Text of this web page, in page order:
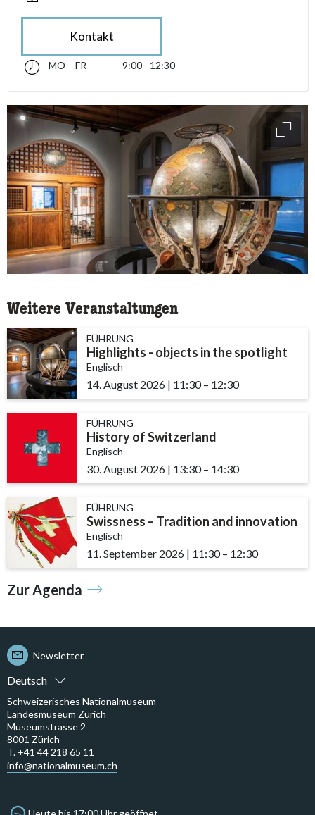
Kontakt
accessibility.sr-only.opening_hours
Montag bis Freitag 09:00 - 12:30
MO – FR 9:00 - 12:30
Weitere Veranstaltungen
FÜHRUNG
Highlights - objects in the spotlight
Englisch
14. August 2026 | 11:30accessibility.time_to
– 12:30
FÜHRUNG
History of Switzerland
Englisch
30. August 2026 | 13:30accessibility.time_to
– 14:30
FÜHRUNG
Swissness – Tradition and innovation
Englisch
11. September 2026 | 11:30– 12:30
Zur Agenda
Deutsch
Newsletter
Schweizerisches Nationalmuseum
Landesmuseum Zürich
Museumstrasse 2
8001 Zürich
T. +41 44 218 65 11
info@nationalmuseum.ch